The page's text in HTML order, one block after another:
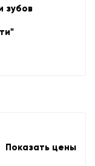
зубов
Показать цены